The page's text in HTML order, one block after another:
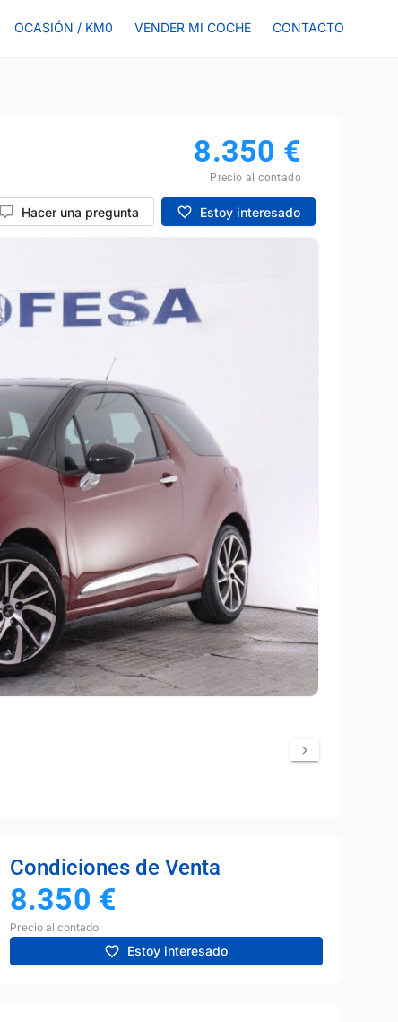
OCASIÓN / KM0 VENDER MI COCHE CONTACTO
8.350 €
Precio al contado
Hacer una pregunta Estoy interesado
Condiciones de Venta
8.350 €
Precio al contado
Estoy interesado